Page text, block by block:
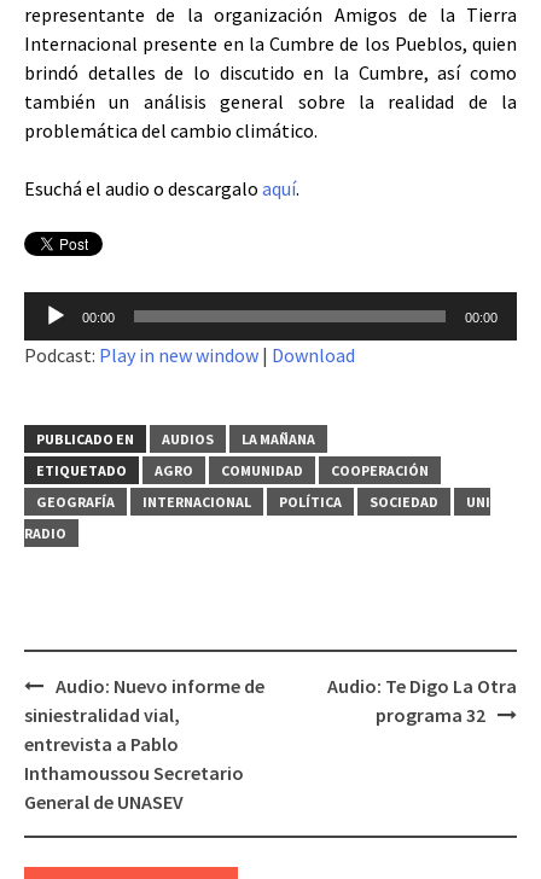
representante de la organización Amigos de la Tierra
Internacional presente en la Cumbre de los Pueblos, quien
brindó detalles de lo discutido en la Cumbre, así como
también un análisis general sobre la realidad de la
problemática del cambio climático.
Esuchá el audio o descargalo aquí.
Reproductor
de
audio
00:00 00:00
Podcast: Play in new window | Download
PUBLICADO EN AUDIOS
LA MAÑANA
ETIQUETADO
AGRO COMUNIDAD
COOPERACIÓN
GEOGRAFÍA
INTERNACIONAL POLÍTICA SOCIEDAD
UNI
RADIO
Navegación
de
entradas
Audio: Nuevo informe de
siniestralidad vial,
entrevista a Pablo
Inthamoussou Secretario
General de UNASEV
Audio: Te Digo La Otra
programa 32